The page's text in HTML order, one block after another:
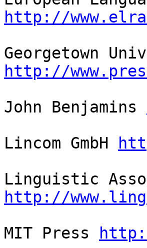
http://
http://
John Benjamins
Lincom GmbH
http://
MIT Press